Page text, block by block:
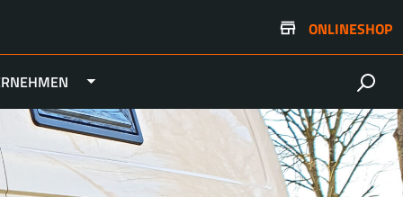
ONLINESHOP